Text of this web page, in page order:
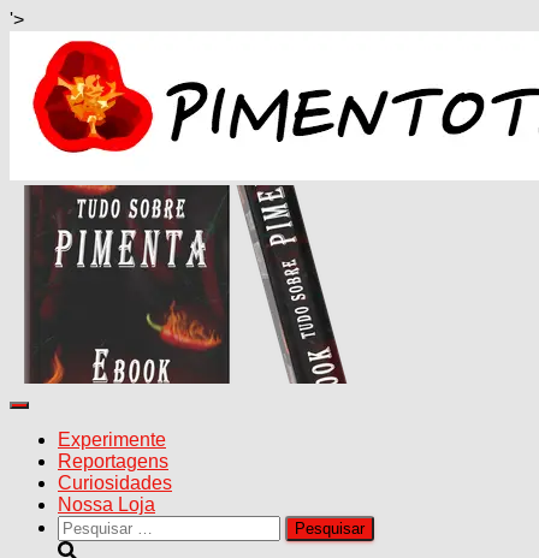
'>
Alternar
navegaçãoExperimente
Reportagens
Curiosidades
Nossa Loja
Pesquisar
por: